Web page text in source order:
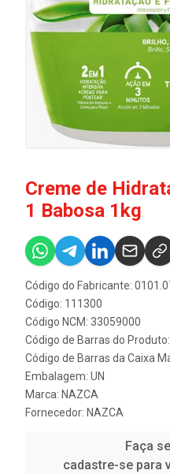
Creme de
1 Babosa 1kg
Código do Fabricante:
Código: 111300
Código NCM: 33059000
Código de Barras do
Código de Barras da Caixa
Embalagem: UN
Marca: NAZCA
Fornecedor: NAZCA
Faça
cadastre-se para